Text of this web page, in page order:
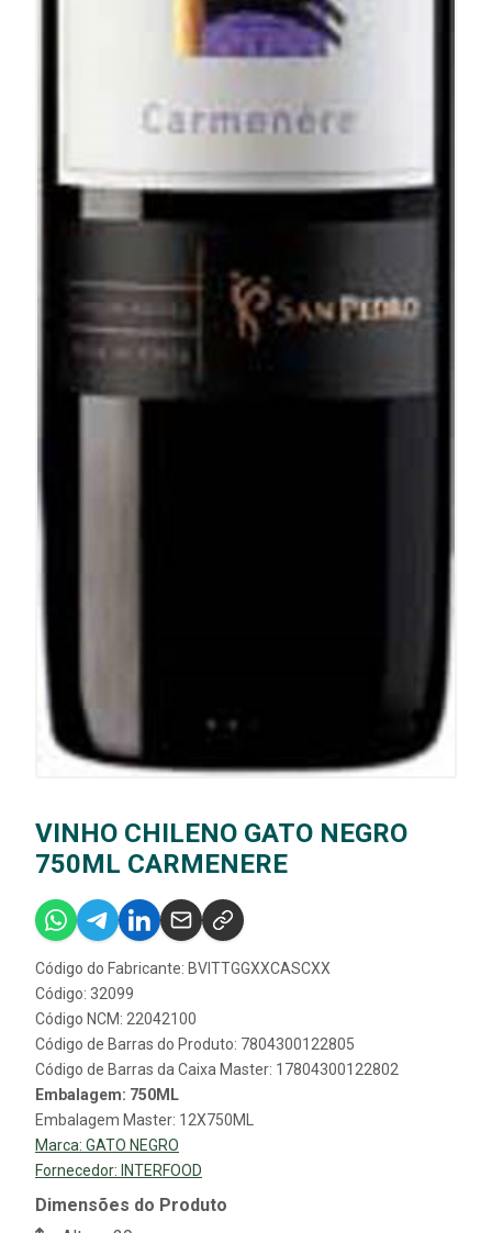
VINHO CHILENO GATO NEGRO
750ML CARMENERE
Código do Fabricante: BVITTGGXXCASCXX
Código: 32099
Código NCM: 22042100
Código de Barras do Produto: 7804300122805
Código de Barras da Caixa Master: 17804300122802
Embalagem: 750ML
Embalagem Master: 12X750ML
Marca: GATO NEGRO
Fornecedor: INTERFOOD
Dimensões do Produto